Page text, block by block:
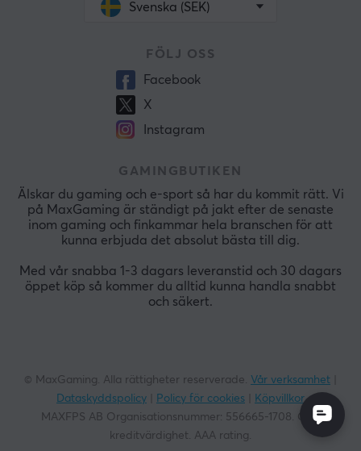
Svenska (SEK)
FÖLJ OSS
Facebook
X
Instagram
GAMINGBUTIKEN
Älskar du gaming och e-sport så har du kommit rätt. Vi
på MaxGaming är ständigt på jakt efter de senaste
inom gaming och finkammar hela branschen för att
kunna erbjuda det absolut bästa till dig.
Med vår snabba 1-3 dagars leveranstid och 30 dagars
öppet köp så kommer du alltid kunna handla snabbt
och säkert.
© MaxGaming. Alla rättigheter reserverade. Vår verksamhet
Dataskyddspolicy
Policy för cookies
Köpvillkor
MAXFPS AB Organisationsnummer: 556665-1708. God
kreditvärdighet. AAA rating.